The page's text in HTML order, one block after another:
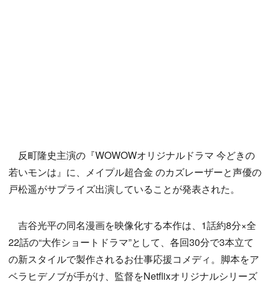
反町隆史主演の『WOWOWオリジナルドラマ 今どきの
若いモンは』に、メイプル超合金 のカズレーザーと声優の
戸松遥がサプライズ出演していることが発表された。
吉谷光平の同名漫画を映像化する本作は、1話約8分×全
22話の“大作ショートドラマ”として、各回30分で3本立て
の新スタイルで製作されるお仕事応援コメディ。脚本をア
ベラヒデノブが手がけ、監督をNetflixオリジナルシリーズ